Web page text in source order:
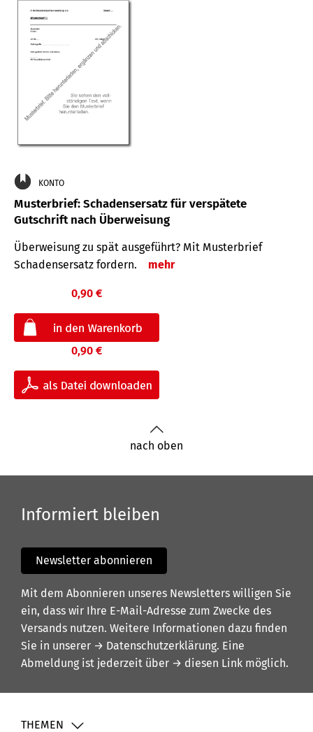
KONTO
Musterbrief: Schadensersatz für verspätete
Gutschrift nach Überweisung
Überweisung zu spät ausgeführt? Mit Musterbrief
Schadensersatz fordern.
mehr
0,90 €
0,90 €
nach oben
Informiert bleiben
Newsletter abonnieren
Mit dem Abonnieren unseres Newsletters willigen Sie
ein, dass wir Ihre E-Mail-Adresse zum Zwecke des
Versands nutzen. Weitere Informationen dazu finden
Sie in unserer → Datenschutzerklärung. Eine
Abmeldung ist jederzeit über → diesen Link möglich.
THEMEN